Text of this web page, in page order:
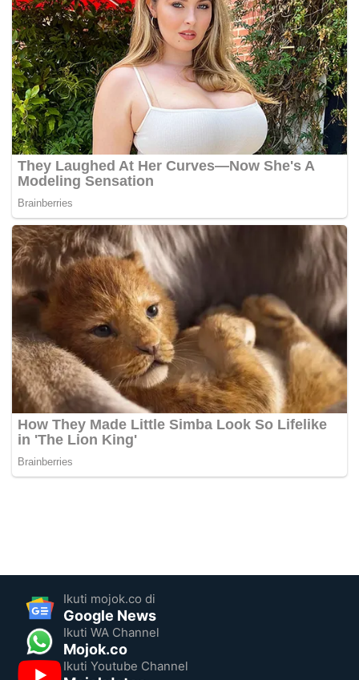
Ikuti mojok.co di
Google News
Ikuti WA Channel
Mojok.co
Ikuti Youtube Channel